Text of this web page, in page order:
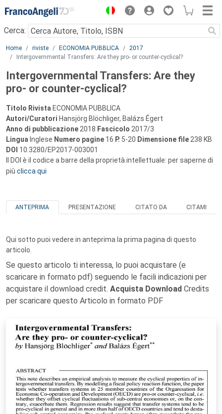
Menu
Cerca:
Main content
Home riviste ECONOMIA PUBBLICA
2017
Intergovernmental Transfers: Are they pro- or counter-cyclical?
Intergovernmental Transfers: Are they
pro- or counter-cyclical?
Titolo Rivista ECONOMIA PUBBLICA
Autori/Curatori Hansjörg Blöchliger, Balázs Égert
Anno di pubblicazione 2018 Fascicolo 2017/3
Lingua Inglese Numero pagine 16 P. 5-20 Dimensione file 238 KB
DOI 10.3280/EP2017-003001
Il DOI è il codice a barre della proprietà intellettuale: per saperne di
più clicca qui
ANTEPRIMA PRESENTAZIONE CITATO DA CITAMI
Qui sotto puoi vedere in anteprima la prima pagina di questo
articolo.
Se questo articolo ti interessa, lo puoi acquistare (e
scaricare in formato pdf) seguendo le facili indicazioni per
acquistare il download credit. Acquista Download Credits
per scaricare questo Articolo in formato PDF